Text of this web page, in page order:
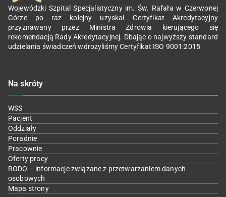
Wojewódzki Szpital Specjalistyczny im. Św. Rafała w Czerwonej
Górze po raz kolejny uzyskał Certyfikat Akredytacyjny
przyznawany przez Ministra Zdrowia kierującego się
rekomendacją Rady Akredytacyjnej. Dbając o najwyższy standard
udzielania świadczeń wdrożyliśmy Certyfikat ISO 9001:2015
Na skróty
WSS
Pacjent
Oddziały
Poradnie
Pracownie
Oferty pracy
RODO – informacje związane z przetwarzaniem danych
osobowych
Mapa strony